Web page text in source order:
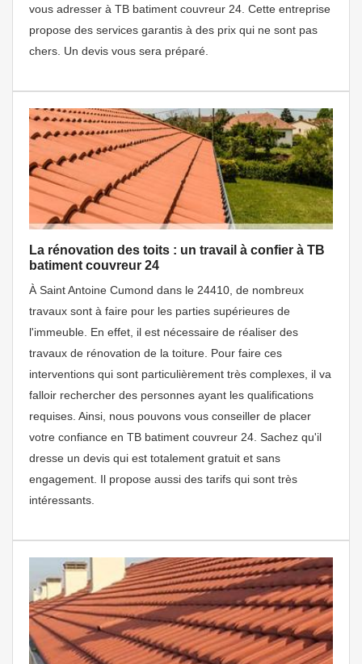
vous adresser à TB batiment couvreur 24. Cette entreprise
propose des services garantis à des prix qui ne sont pas
chers. Un devis vous sera préparé.
La rénovation des toits : un travail à confier à TB
batiment couvreur 24
À Saint Antoine Cumond dans le 24410, de nombreux
travaux sont à faire pour les parties supérieures de
l'immeuble. En effet, il est nécessaire de réaliser des
travaux de rénovation de la toiture. Pour faire ces
interventions qui sont particulièrement très complexes, il va
falloir rechercher des personnes ayant les qualifications
requises. Ainsi, nous pouvons vous conseiller de placer
votre confiance en TB batiment couvreur 24. Sachez qu'il
dresse un devis qui est totalement gratuit et sans
engagement. Il propose aussi des tarifs qui sont très
intéressants.